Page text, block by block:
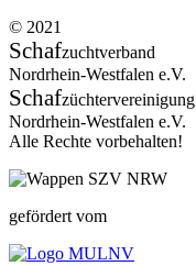
© 2021
Schafzuchtverband
Nordrhein-Westfalen e.V.
Schafzüchtervereinigung
Nordrhein-Westfalen e.V.
Alle Rechte vorbehalten!
gefördert vom